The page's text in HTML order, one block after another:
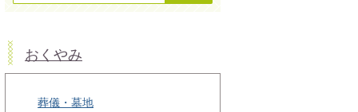
おくやみ
葬儀・墓地